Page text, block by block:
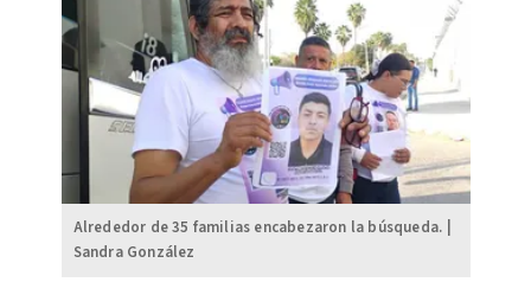
Alrededor de 35 familias encabezaron la búsqueda. |
Sandra González